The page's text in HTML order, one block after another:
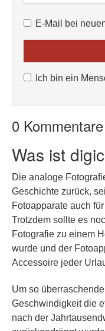
E-Mail bei
Ich bin ein
0 Kommentare
Was ist
Die analoge
Geschichte zurück,
Fotoapparate auch
Trotzdem sollte es
Fotografie zu einem
wurde und der
Accessoire jeder
Um so
Geschwindigkeit die
nach der